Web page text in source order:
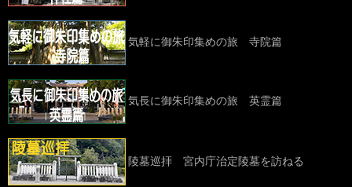
気軽に御朱印集めの旅 寺院篇
気長に御朱印集めの旅 英霊篇
陵墓巡拝 宮内庁治定陵墓を訪ねる